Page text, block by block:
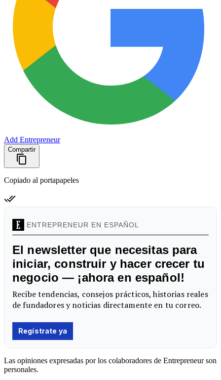
Add Entrepreneur
Compartir
Copiado al portapapeles
Las opiniones expresadas por los colaboradores de Entrepreneur son
personales.